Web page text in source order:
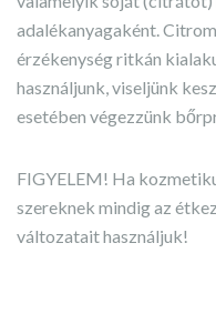
adalékanyagaként.
érzékenység ritkán
használjunk, viseljünk
esetében végezzünk
FIGYELEM! Ha
szereknek mindig az
változatait használjuk!